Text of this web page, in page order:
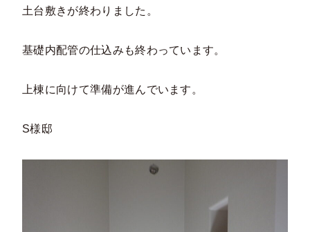
土台敷きが終わりました。
基礎内配管の仕込みも終わっています。
上棟に向けて準備が進んでいます。
S様邸